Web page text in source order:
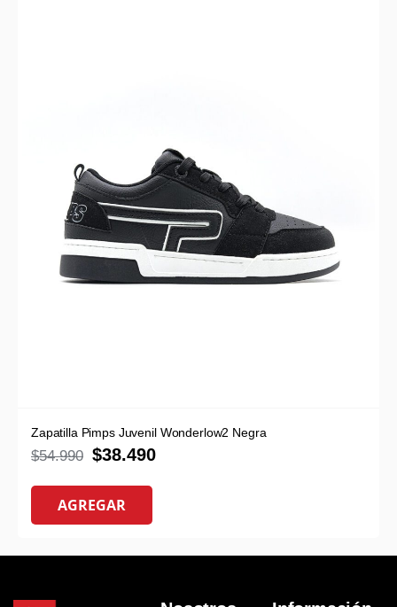
Zapatilla Pimps Juvenil Wonderlow2 Negra
$54.990 $38.490
AGREGAR